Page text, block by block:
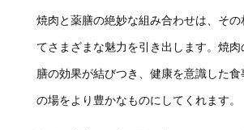
焼肉と薬膳の絶妙な組み合わせは、その
てさまざまな魅力を引き出します。焼
膳の効果が結びつき、健康を意識した
の場をより豊かなものにしてくれます。